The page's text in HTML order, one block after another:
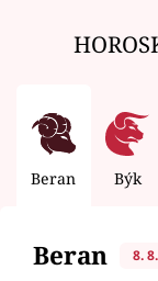
Beran Býk
Beran 8.